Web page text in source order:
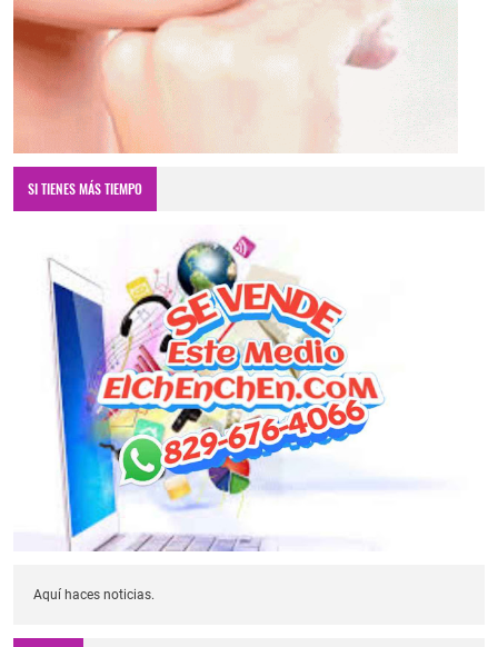
SI TIENES MÁS TIEMPO
Aquí haces noticias.